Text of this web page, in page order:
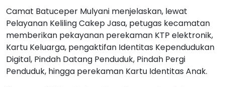
Camat Batuceper Mulyani menjelaskan, lewat
Pelayanan Keliling Cakep Jasa, petugas kecamatan
memberikan pekayanan perekaman KTP elektronik,
Kartu Keluarga, pengaktifan Identitas Kependudukan
Digital, Pindah Datang Penduduk, Pindah Pergi
Penduduk, hingga perekaman Kartu Identitas Anak.